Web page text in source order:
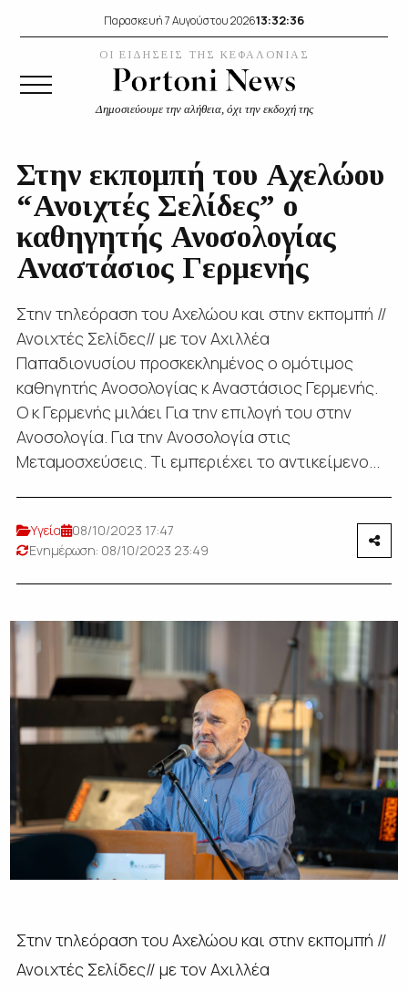
Παρασκευή 7 Αυγούστου 202613:32:37
ΟΙ ΕΙΔΗΣΕΙΣ ΤΗΣ ΚΕΦΑΛΟΝΙΑΣ
Δημοσιεύουμε την αλήθεια, όχι την εκδοχή της
Στην εκπομπή του Αχελώου
“Ανοιχτές Σελίδες” ο
καθηγητής Ανοσολογίας
Αναστάσιος Γερμενής
Στην τηλεόραση του Αχελώου και στην εκπομπή //
Ανοιχτές Σελίδες// με τον Αχιλλέα
Παπαδιονυσίου προσκεκλημένος ο ομότιμος
καθηγητής Ανοσολογίας κ Αναστάσιος Γερμενής.
Ο κ Γερμενής μιλάει Για την επιλογή του στην
Ανοσολογία. Για την Ανοσολογία στις
Μεταμοσχεύσεις. Τι εμπεριέχει το αντικείμενο...
Υγεία
08/10/2023 17:47
Ενημέρωση: 08/10/2023 23:49
Στην τηλεόραση του Αχελώου και στην εκπομπή //
Ανοιχτές Σελίδες// με τον Αχιλλέα